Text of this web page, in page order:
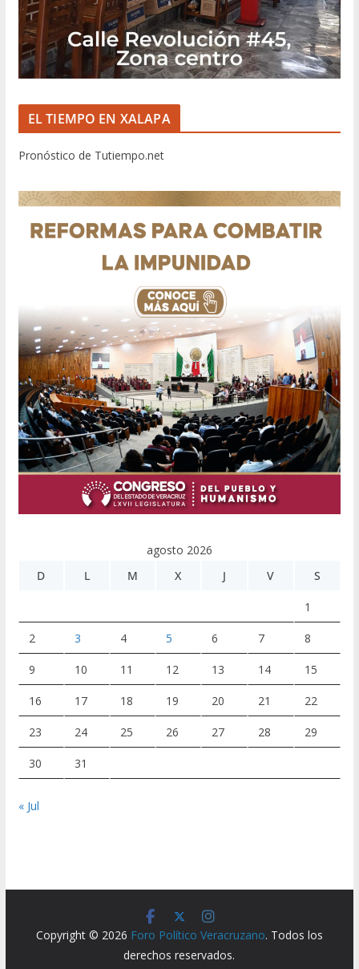
EL TIEMPO EN XALAPA
Pronóstico de Tutiempo.net
agosto 2026
D
L M X J V S
1
2 3 4 5 6 7 8
9 10 11 12 13 14 15
16 17 18 19 20 21 22
23 24 25 26 27 28 29
30 31
« Jul
Copyright © 2026 Foro Político Veracruzano. Todos los
derechos reservados.